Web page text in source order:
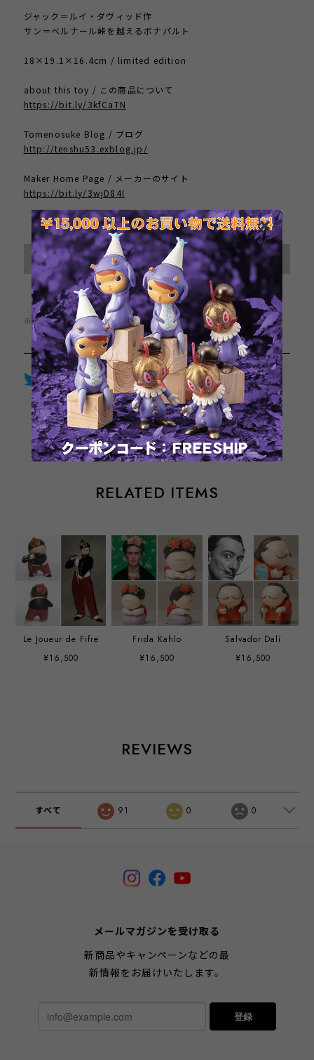
ジャック＝ルイ・ダヴィッド作
サン＝ベルナール峠を越えるボナパルト
18×19.1×16.4cm / limited edition
about this toy / この商品について
https://bit.ly/3kfCaTN
Tomenosuke Blog / ブログ
http://tenshu53.exblog.jp/
Maker Home Page / メーカーのサイト
https://bit.ly/3wjD84l
International shipping available
Sold out
日本国内にお住まいの方向け
※この商品は1点までのご注文とさせていただきます。
Twitter LINE Facebook
通報する
RELATED ITEMS
Le Joueur de Fifre
¥16,500
Frida Kahlo
¥16,500
Salvador Dalí
¥16,500
REVIEWS
すべて 91 0 0
メールマガジンを受け取る
新商品やキャンペーンなどの最
新情報をお届けいたします。
登録